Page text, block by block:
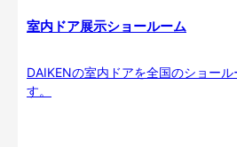
室内ドア展示ショールーム
DAIKENの室内ドアを全国のショー
す。